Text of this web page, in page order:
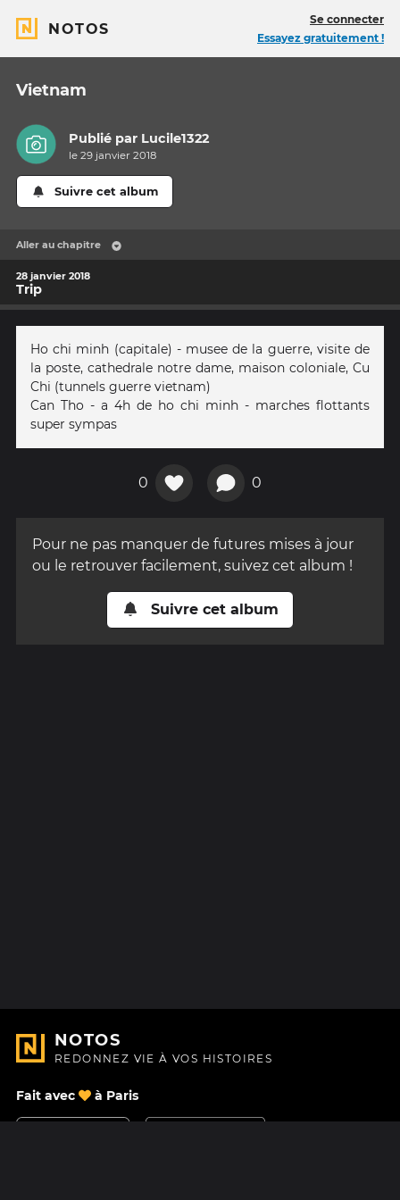
NOTOS
Se connecter
Essayez gratuitement !
Vietnam
Publié par Lucile1322
le 29 janvier 2018
Suivre cet album
Aller au chapitre
28 janvier 2018
Trip
Ho chi minh (capitale) - musee de la guerre, visite de
la poste, cathedrale notre dame, maison coloniale, Cu
Chi (tunnels guerre vietnam)
Can Tho - a 4h de ho chi minh - marches flottants
super sympas
0 0
Pour ne pas manquer de futures mises à jour
ou le retrouver facilement, suivez cet album !
Suivre cet album
NOTOS
REDONNEZ VIE À VOS HISTOIRES
Fait avec à Paris